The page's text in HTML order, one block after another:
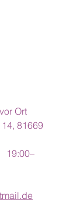
Ort
14, 81669